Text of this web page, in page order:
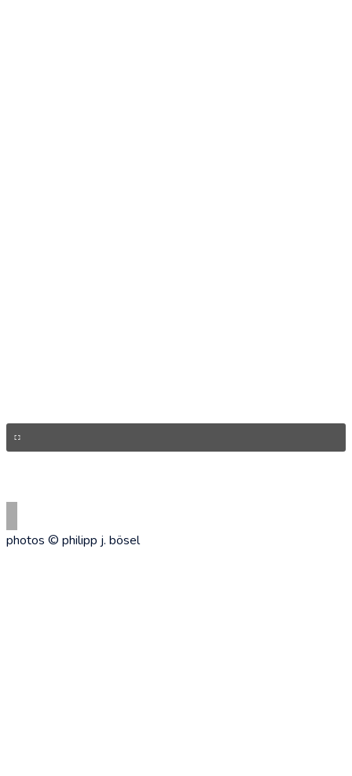
photos © philipp j. bösel